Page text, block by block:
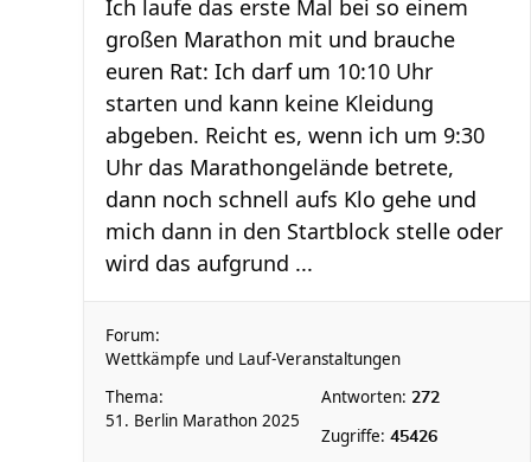
Ich laufe das erste Mal bei so einem
großen Marathon mit und brauche
euren Rat: Ich darf um 10:10 Uhr
starten und kann keine Kleidung
abgeben. Reicht es, wenn ich um 9:30
Uhr das Marathongelände betrete,
dann noch schnell aufs Klo gehe und
mich dann in den Startblock stelle oder
wird das aufgrund ...
Forum:
Wettkämpfe und Lauf-Veranstaltungen
Thema:
51. Berlin Marathon 2025
Antworten: 272
Zugriffe: 45426